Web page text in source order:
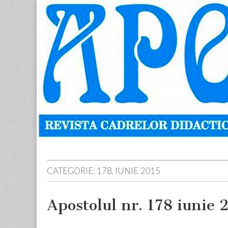
Apostolul
Revista
cadrelor
didactice
din
judetul
Neamt
menu
content
CATEGORIE: 178, IUNIE 2015
Apostolul nr. 178 iunie